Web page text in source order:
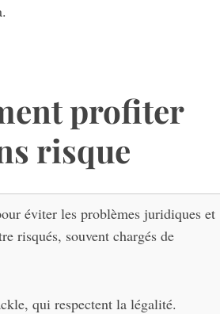
profiter
risque
éviter les problèmes juridiques et
risqués, souvent chargés de
qui respectent la légalité.